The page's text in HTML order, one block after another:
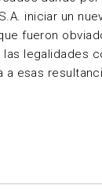
S.A. iniciar un
fueron
legalidades
a esas